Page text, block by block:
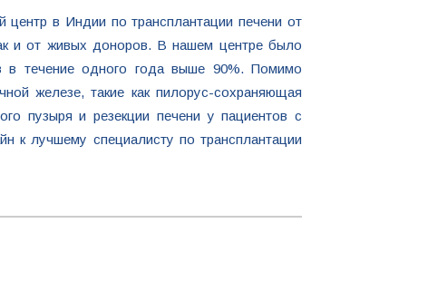
центр в Индии по трансплантации печени от
и от живых доноров. В нашем центре было
в течение одного года выше 90%. Помимо
железе, такие как пилорус-сохраняющая
пузыря и резекции печени у пациентов с
к лучшему специалисту по трансплантации